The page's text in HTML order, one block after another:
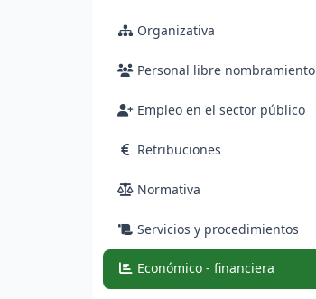
Organizativa
Personal libre nombramiento
Empleo en el sector público
Retribuciones
Normativa
Servicios y procedimientos
Económico - financiera(actual)